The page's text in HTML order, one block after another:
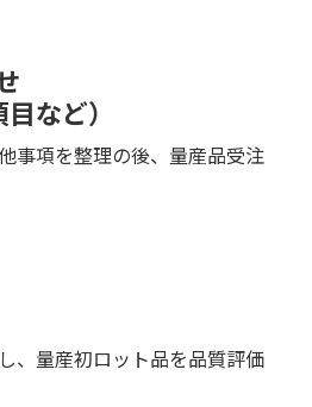
など）
事項を整理の後、量産品受注
、量産初ロット品を品質評価